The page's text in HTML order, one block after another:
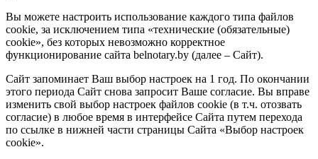
Вы можете настроить использование каждого типа файлов
cookie, за исключением типа «технические (обязательные)
cookie», без которых невозможно корректное
функционирование сайта belnotary.by (далее – Сайт).
Сайт запоминает Ваш выбор настроек на 1 год. По окончании
этого периода Сайт снова запросит Ваше согласие. Вы вправе
изменить свой выбор настроек файлов cookie (в т.ч. отозвать
согласие) в любое время в интерфейсе Сайта путем перехода
по ссылке в нижней части страницы Сайта «Выбор настроек
cookie».